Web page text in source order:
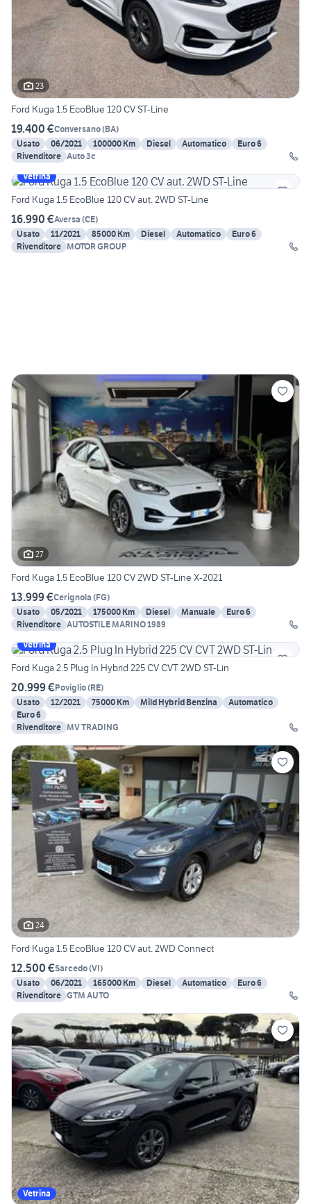
23
Ford Kuga 1.5 EcoBlue 120 CV ST-Line
19.400 €Conversano(BA)
Usato
06/2021 100000 Km Diesel Automatico
Euro 6
Rivenditore Auto 3c
Vetrina
Ford Kuga 1.5 EcoBlue 120 CV aut. 2WD ST-Line
16.990 €Aversa (CE)
Usato
11/2021 85000 Km Diesel Automatico
Euro 6
Rivenditore MOTOR GROUP
27
Ford Kuga 1.5 EcoBlue 120 CV 2WD ST-Line X-2021
13.999 €Cerignola (FG)
Usato
05/2021 175000 Km Diesel Manuale
Euro 6
Rivenditore AUTOSTILE MARINO 1989
Vetrina
Ford Kuga 2.5 Plug In Hybrid 225 CV CVT 2WD ST-Lin
20.999 €Poviglio(RE)
Usato
12/2021 75000 Km Mild Hybrid Benzina
Automatico
Euro 6
Rivenditore MV TRADING
24
Ford Kuga 1.5 EcoBlue 120 CV aut. 2WD Connect
12.500 €Sarcedo(VI)
Usato
06/2021 165000 Km Diesel Automatico
Euro 6
Rivenditore GTM AUTO
Vetrina